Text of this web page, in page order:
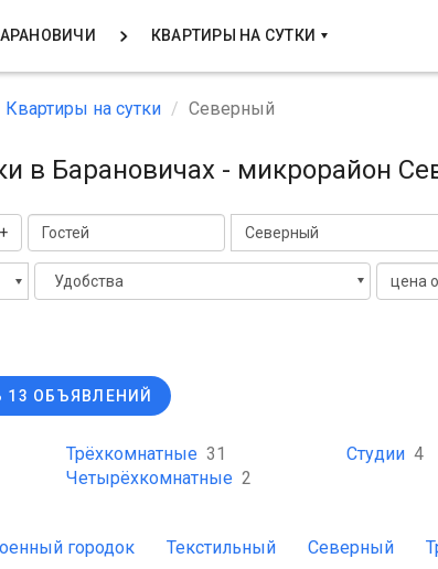
КВАРТИРЫ НА СУТКИ
Квартиры на сутки Северный
в Барановичах - микрорайон
Северный
Удобства
13 ОБЪЯВЛЕНИЙ
Трёхкомнатные 31
Четырёхкомнатные 2
Студии 4
городок Текстильный Северный